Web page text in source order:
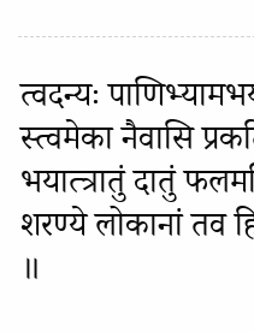
त्वदन्यः
स्त्वमेका नैवासि
भयात्त्रातुं दातुं
शरण्ये लोकानां तव
॥